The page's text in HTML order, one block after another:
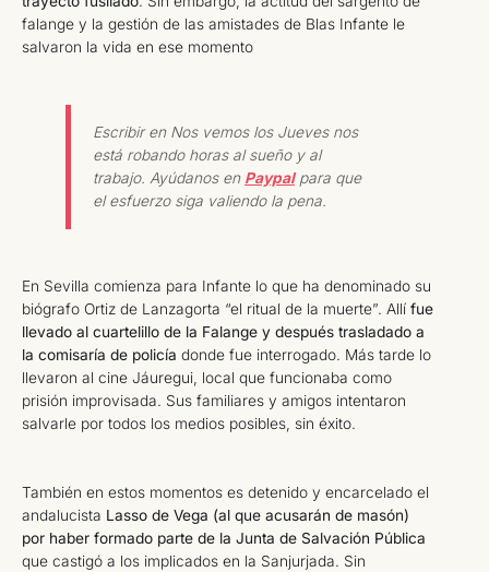
falange y la gestión de las amistades de Blas Infante le
salvaron la vida en ese momento
Escribir en Nos vemos los Jueves nos
está robando horas al sueño y al
trabajo. Ayúdanos en Paypalpara que
el esfuerzo siga valiendo la pena.
En Sevilla comienza para Infante lo que ha denominado su
biógrafo Ortiz de Lanzagorta “el ritual de la muerte”. Allí fue
llevado al cuartelillo de la Falange y después trasladado a
la comisaría de policía donde fue interrogado. Más tarde lo
llevaron al cine Jáuregui, local que funcionaba como
prisión improvisada. Sus familiares y amigos intentaron
salvarle por todos los medios posibles, sin éxito.
También en estos momentos es detenido y encarcelado el
andalucista Lasso de Vega (al que acusarán de masón)
por haber formado parte de la Junta de Salvación Pública
que castigó a los implicados en la Sanjurjada. Sin